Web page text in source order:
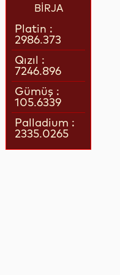
BİRJA
Platin :
2986.373
Qızıl :
7246.896
Gümüş :
105.6339
Palladium :
2335.0265